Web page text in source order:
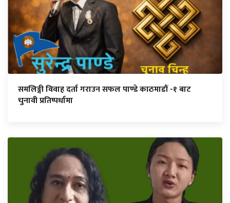
समलिङ्गी विवाह दर्ता गराउन सफल पाण्डे काठमाडौं -१ बाट
चुनावी प्रतिष्पर्धामा